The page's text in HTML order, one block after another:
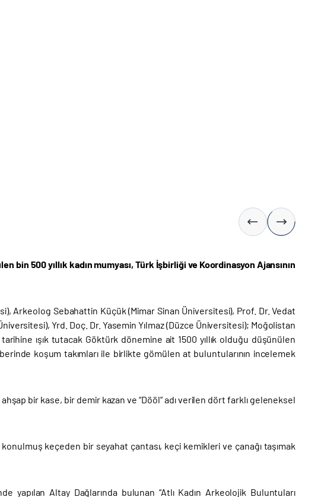
500 yıllık kadın mumyası, Türk İşbirliği ve Koordinasyon Ajansının
Arkeolog Sebahattin Küçük (Mimar Sinan Üniversitesi), Prof. Dr. Vedat
Yrd. Doç. Dr. Yasemin Yılmaz (Düzce Üniversitesi); Moğolistan
ışık tutacak Göktürk dönemine ait 1500 yıllık olduğu düşünülen
koşum takımları ile birlikte gömülen at buluntularının incelemek
bir kase, bir demir kazan ve “Dööl” adı verilen dört farklı geleneksel
keçeden bir seyahat çantası, keçi kemikleri ve çanağı taşımak
yapılan Altay Dağlarında bulunan “Atlı Kadın Arkeolojik Buluntuları